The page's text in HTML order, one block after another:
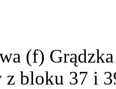
(f)
z bloku 37 i